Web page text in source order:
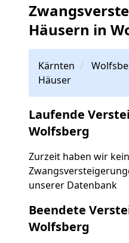
Häusern in
Kärnten
Häuser
Laufende
Wolfsberg
Zurzeit haben wir
unserer Datenbank
Beendete
Wolfsberg